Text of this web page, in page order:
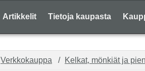
Artikkelit Tietoja kaupasta
Verkkokauppa Kelkat, mönkiät ja